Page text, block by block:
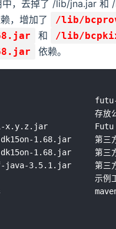
中，去掉了 /lib/jna.jar 和
，增加了
/lib/
和
/lib/
依赖。
futu-api 源码
存放公共
x.y.z.jar          Futu
1.68.jar     第三方
1.68.jar     第三方
3.5.1.jar     第三方
示例
maven 工